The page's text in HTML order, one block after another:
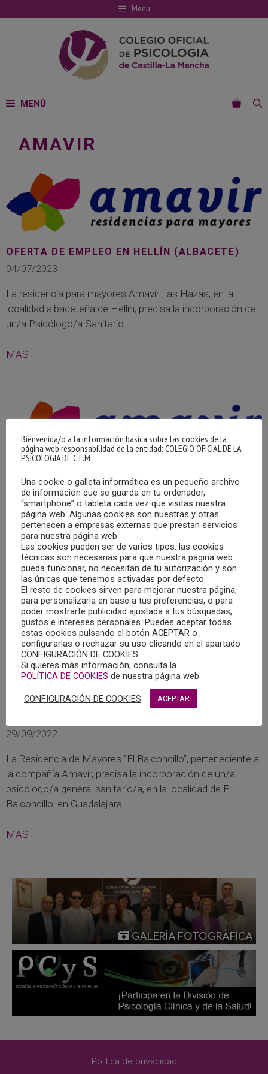
al
Menu
MENÚ
AMAVIR
OFERTA DE EMPLEO EN HELLÍN (ALBACETE)
04/07/2023
La residencia para mayores Amavir Las Hazas, en la
localidad albaceteña de Hellín, precisa la incorporación de
un/a Psicólogo/a Sanitario.
MÁS
OFERTA DE EMPLEO EN HELLÍN (ALBACETE)
18/04/2023
La residencia Amavir Las Hazas, en Hellín, (Albacete),
están buscando incorporar un/a Psicólogo/a para cubrir
una baja por maternidad.
MÁS
OFERTA DE EMPLEO EN EL BALCONCILLO
29/09/2022
La Residencia de Mayores “El Balconcillo”, perteneciente a
la compañía Amavir, precisa la incorporación de un/a
psicólogo/a general sanitario/a, en la localidad de El
Balconcillo, en Guadalajara.
MÁS
GALERÍA FOTOGRÁFICA
Política de privacidad
Bienvenida/o a la información básica sobre las cookies de la
página web responsabilidad de la entidad: COLEGIO OFICIAL DE LA
PSICOLOGIA DE C.L.M
Una cookie o galleta informática es un pequeño archivo
de información que se guarda en tu ordenador,
“smartphone” o tableta cada vez que visitas nuestra
página web. Algunas cookies son nuestras y otras
pertenecen a empresas externas que prestan servicios
para nuestra página web.
Las cookies pueden ser de varios tipos: las cookies
técnicas son necesarias para que nuestra página web
pueda funcionar, no necesitan de tu autorización y son
las únicas que tenemos activadas por defecto.
El resto de cookies sirven para mejorar nuestra página,
para personalizarla en base a tus preferencias, o para
poder mostrarte publicidad ajustada a tus búsquedas,
gustos e intereses personales. Puedes aceptar todas
estas cookies pulsando el botón ACEPTAR o
configurarlas o rechazar su uso clicando en el apartado
CONFIGURACIÓN DE COOKIES.
Si quieres más información, consulta la
POLÍTICA DE COOKIES de nuestra página web.
CONFIGURACIÓN DE COOKIES ACEPTAR